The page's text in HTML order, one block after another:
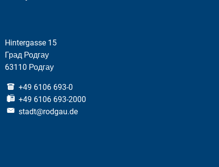
Hintergasse 15
Град Родгау
63110 Родгау
+49 6106 693-0
+49 6106 693-2000
stadt@rodgau.de